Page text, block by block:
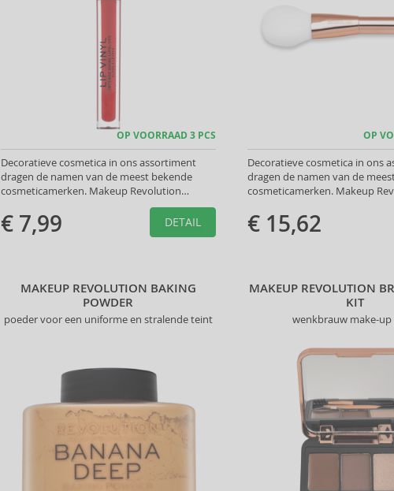
OP VOORRAAD 3 PCS
Decoratieve cosmetica in ons assortiment
dragen de namen van de meest bekende
cosmeticamerken. Makeup Revolution
Lipglosses helpen u de perfecte look te
creëren.
€ 7,99 DETAIL
OP
Decoratieve cosmetica in ons
dragen de namen van de
cosmeticamerken. Makeup
up kwasten helpen u de
creëren.
€ 15,62
MAKEUP REVOLUTION BAKING
POWDER
poeder voor een uniforme en stralende teint
MAKEUP REVOLUTION
KIT
wenkbrauw make-up